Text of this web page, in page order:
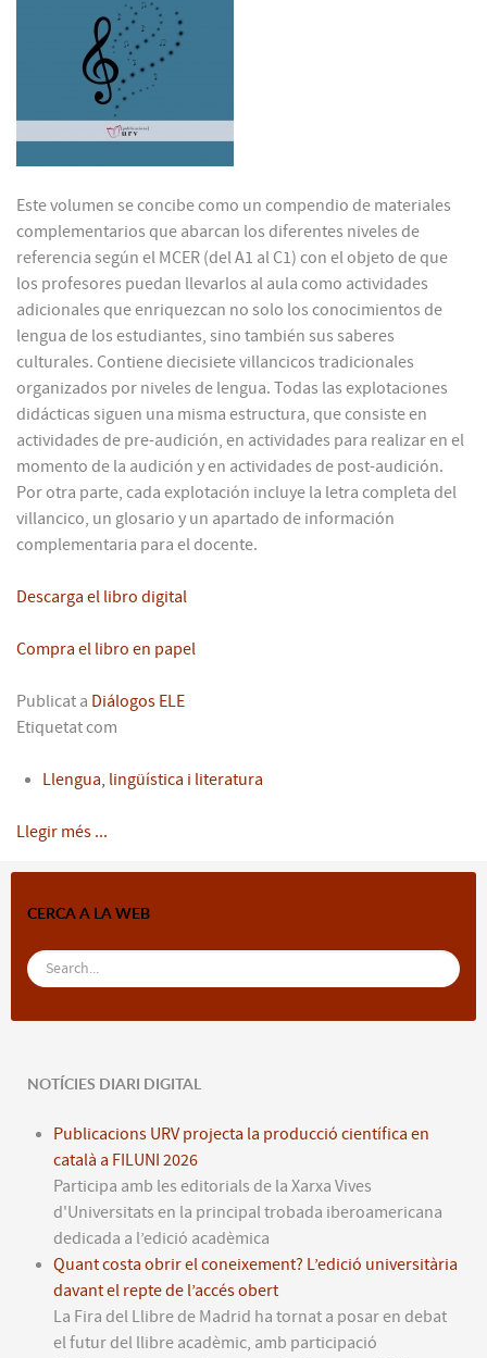
Este volumen se concibe como un compendio de materiales
complementarios que abarcan los diferentes niveles de
referencia según el MCER (del A1 al C1) con el objeto de que
los profesores puedan llevarlos al aula como actividades
adicionales que enriquezcan no solo los conocimientos de
lengua de los estudiantes, sino también sus saberes
culturales. Contiene diecisiete villancicos tradicionales
organizados por niveles de lengua. Todas las explotaciones
didácticas siguen una misma estructura, que consiste en
actividades de pre-audición, en actividades para realizar en el
momento de la audición y en actividades de post-audición.
Por otra parte, cada explotación incluye la letra completa del
villancico, un glosario y un apartado de información
complementaria para el docente.
Descarga el libro digital
Compra el libro en papel
Publicat a Diálogos ELE
Etiquetat com
Llengua, lingüística i literatura
Llegir més ...
CERCA A LA WEB
NOTÍCIES DIARI DIGITAL
Publicacions URV projecta la producció científica en
català a FILUNI 2026
Participa amb les editorials de la Xarxa Vives
d'Universitats en la principal trobada iberoamericana
dedicada a l’edició acadèmica
Quant costa obrir el coneixement? L’edició universitària
davant el repte de l’accés obert
La Fira del Llibre de Madrid ha tornat a posar en debat
el futur del llibre acadèmic, amb participació